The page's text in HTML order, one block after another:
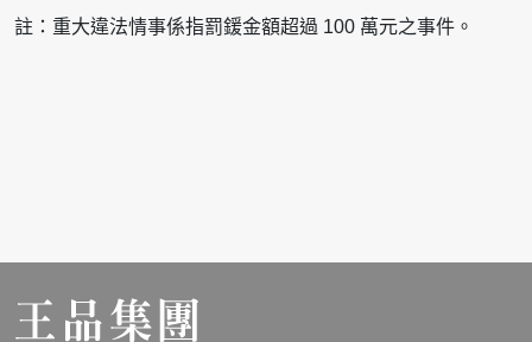
註：重大違法情事係指罰鍰金額超過 100 萬元之事件。